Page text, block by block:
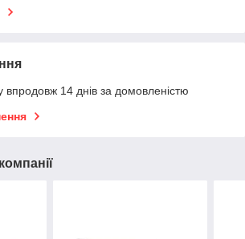
впродовж 14 днів за домовленістю